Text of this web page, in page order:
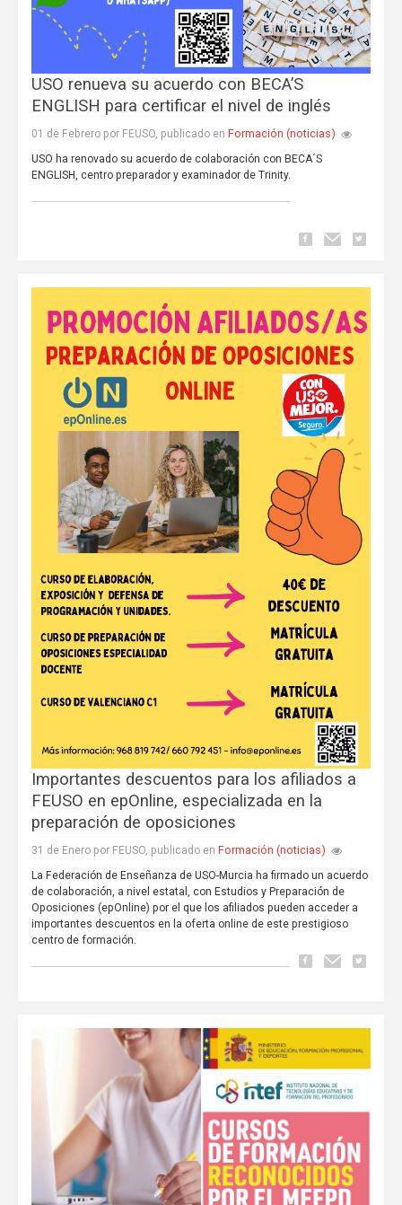
USO renueva su acuerdo con BECA’S
ENGLISH para certificar el nivel de inglés
01 de Febrero por FEUSO, publicado en Formación (noticias)
USO ha renovado su acuerdo de colaboración con BECA´S
ENGLISH, centro preparador y examinador de Trinity.
Importantes descuentos para los afiliados a
FEUSO en epOnline, especializada en la
preparación de oposiciones
31 de Enero por FEUSO, publicado en Formación (noticias)
La Federación de Enseñanza de USO-Murcia ha firmado un acuerdo
de colaboración, a nivel estatal, con Estudios y Preparación de
Oposiciones (epOnline) por el que los afiliados pueden acceder a
importantes descuentos en la oferta online de este prestigioso
centro de formación.